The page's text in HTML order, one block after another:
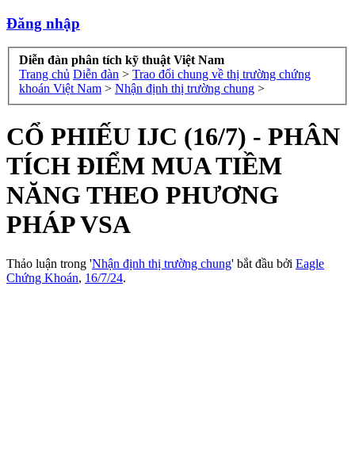
Đăng nhập
Diễn đàn phân tích kỹ thuật Việt Nam
Trang chủ Diễn đàn > Trao đổi chung về thị trường chứng
khoán Việt Nam > Nhận định thị trường chung >
CỔ PHIẾU IJC (16/7) - PHÂN
TÍCH ĐIỂM MUA TIỀM
NĂNG THEO PHƯƠNG
PHÁP VSA
Thảo luận trong 'Nhận định thị trường chung' bắt đầu bởi Eagle
Chứng Khoán, 16/7/24.